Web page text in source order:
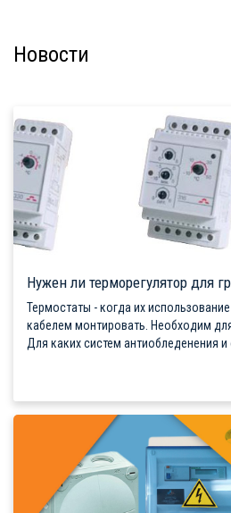
Новости
Нужен ли терморегулятор для
Термостаты - когда их
кабелем монтировать. Необходим
Для каких систем антиобледенения и